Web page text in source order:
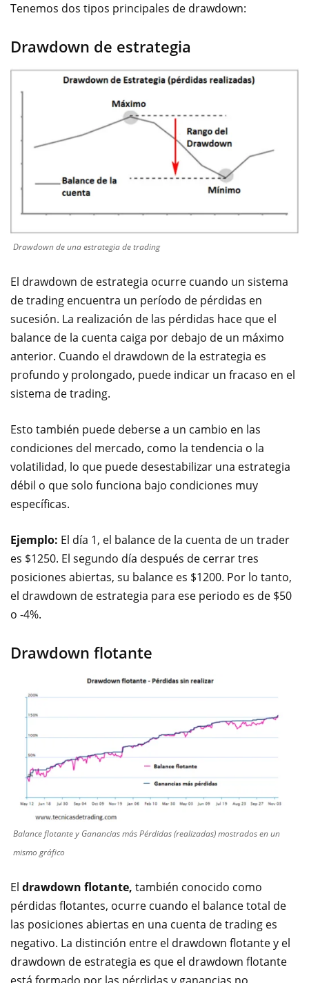
Tenemos dos tipos principales de drawdown:
Drawdown de estrategia
Drawdown de una estrategia de trading
El drawdown de estrategia ocurre cuando un sistema
de trading encuentra un período de pérdidas en
sucesión. La realización de las pérdidas hace que el
balance de la cuenta caiga por debajo de un máximo
anterior. Cuando el drawdown de la estrategia es
profundo y prolongado, puede indicar un fracaso en el
sistema de trading.
Esto también puede deberse a un cambio en las
condiciones del mercado, como la tendencia o la
volatilidad, lo que puede desestabilizar una estrategia
débil o que solo funciona bajo condiciones muy
específicas.
Ejemplo: El día 1, el balance de la cuenta de un trader
es $1250. El segundo día después de cerrar tres
posiciones abiertas, su balance es $1200. Por lo tanto,
el drawdown de estrategia para ese periodo es de $50
o -4%.
Drawdown flotante
Balance flotante y Ganancias más Pérdidas (realizadas) mostrados en un
mismo gráfico
El drawdown flotante, también conocido como
pérdidas flotantes, ocurre cuando el balance total de
las posiciones abiertas en una cuenta de trading es
negativo. La distinción entre el drawdown flotante y el
drawdown de estrategia es que el drawdown flotante